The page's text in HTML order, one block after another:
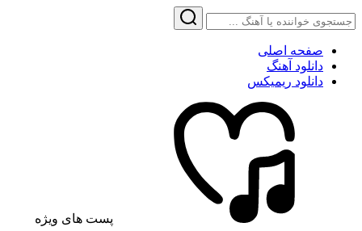
صفحه اصلی
دانلود آهنگ
دانلود ریمیکس
پست های ویژه